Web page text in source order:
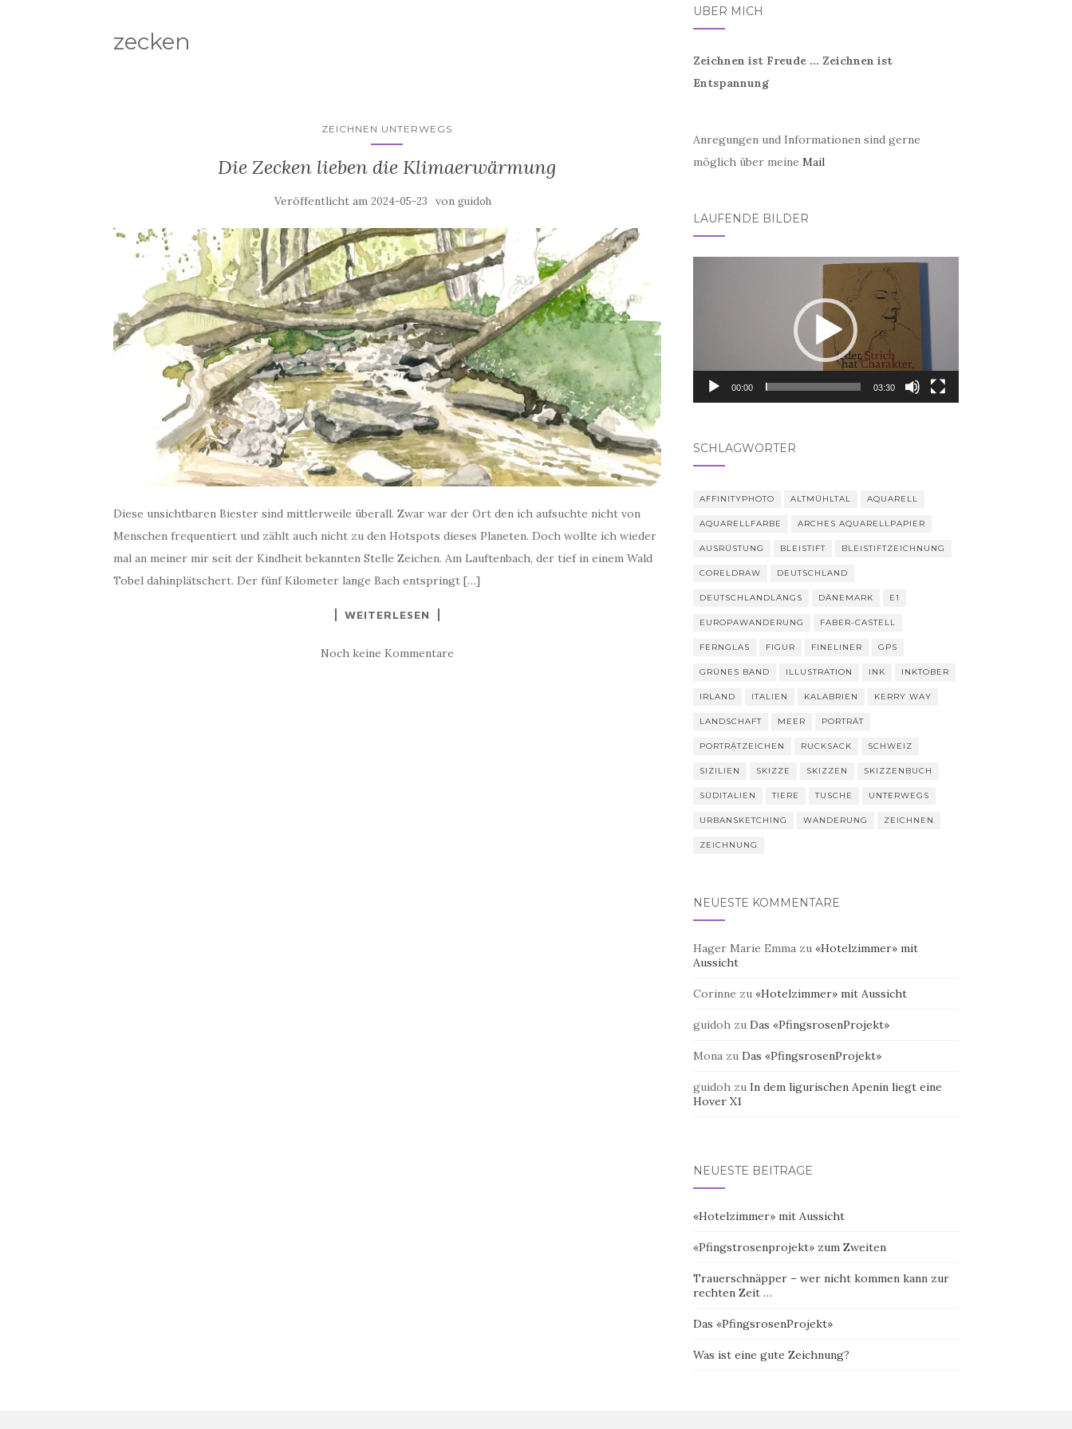
zecken
ZEICHNEN UNTERWEGS
Die Zecken lieben die Klimaerwärmung
Veröffentlicht am2024-05-23 vonguidoh
Diese unsichtbaren Biester sind mittlerweile überall. Zwar war der Ort den ich aufsuchte nicht von
Menschen frequentiert und zählt auch nicht zu den Hotspots dieses Planeten. Doch wollte ich wieder
mal an meiner mir seit der Kindheit bekannten Stelle Zeichen. Am Lauftenbach, der tief in einem Wald
Tobel dahinplätschert. Der fünf Kilometer lange Bach entspringt […]
WEITERLESEN
Noch keine Kommentare
ÜBER MICH
Zeichnen ist Freude ... Zeichnen ist
Entspannung
Anregungen und Informationen sind gerne
möglich über meine Mail
LAUFENDE BILDER
00:00 03:30
SCHLAGWÖRTER
AFFINITYPHOTO ALTMÜHLTAL AQUARELL
AQUARELLFARBE ARCHES AQUARELLPAPIER
AUSRÜSTUNG BLEISTIFT BLEISTIFTZEICHNUNG
CORELDRAW DEUTSCHLAND
DEUTSCHLANDLÄNGS DÄNEMARK E1
EUROPAWANDERUNG FABER-CASTELL
FERNGLAS FIGUR FINELINER GPS
GRÜNES BAND ILLUSTRATION INK INKTOBER
IRLAND ITALIEN KALABRIEN KERRY WAY
LANDSCHAFT MEER PORTRÄT
PORTRÄTZEICHEN RUCKSACK SCHWEIZ
SIZILIEN SKIZZE SKIZZEN SKIZZENBUCH
SÜDITALIEN TIERE TUSCHE UNTERWEGS
URBANSKETCHING WANDERUNG ZEICHNEN
ZEICHNUNG
NEUESTE KOMMENTARE
Hager Marie Emmazu «Hotelzimmer» mit
Aussicht
Corinne zu «Hotelzimmer» mit Aussicht
guidohzu Das «PfingsrosenProjekt»
Monazu Das «PfingsrosenProjekt»
guidohzu In dem ligurischen Apenin liegt eine
Hover X1
NEUESTE BEITRÄGE
«Hotelzimmer» mit Aussicht
«Pfingstrosenprojekt» zum Zweiten
Trauerschnäpper – wer nicht kommen kann zur
rechten Zeit …
Das «PfingsrosenProjekt»
Was ist eine gute Zeichnung?